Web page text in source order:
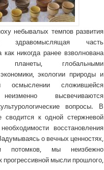
небывалых темпов развития
здравомыслящая часть
как никогда ранее взволнована
планеты, глобальными
экологии природы и
осмыслении сложившейся
высвечиваются
вопросы. В
сводится к одной стержневой
восстановления
о вечных ценностях,
потомков, мы неизбежно
прогрессивной мысли прошлого,